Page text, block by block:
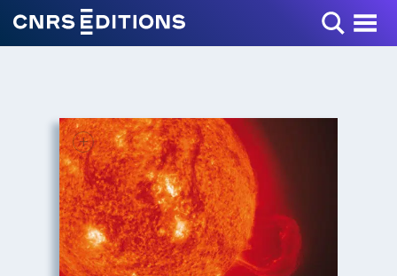
Toggle Menu
+